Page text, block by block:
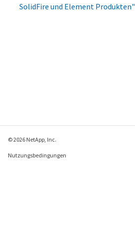
SolidFire und Element Produkten"
© 2026 NetApp, Inc.
Nutzungsbedingungen